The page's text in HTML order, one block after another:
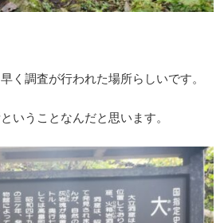
く調査が行われた場所らしいです。
いうことなんだと思います。